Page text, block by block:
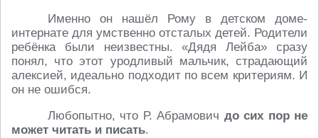
Именно он нашёл Рому в детском доме-
интернате для умственно отсталых детей. Родители
ребёнка были неизвестны. «Дядя Лейба» сразу
понял, что этот уродливый мальчик, страдающий
алексией, идеально подходит по всем критериям. И
он не ошибся.
Любопытно, что Р. Абрамович до сих пор не
может читать и писать.